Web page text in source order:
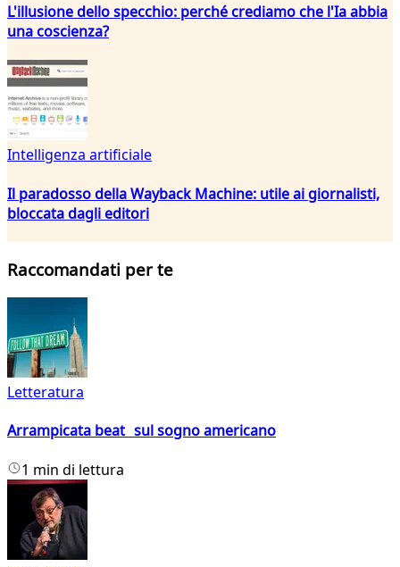
L'illusione dello specchio: perché crediamo che l'Ia abbia
una coscienza?
Intelligenza artificiale
Il paradosso della Wayback Machine: utile ai giornalisti,
bloccata dagli editori
Raccomandati per te
Letteratura
Arrampicata beat sul sogno americano
1 min di lettura